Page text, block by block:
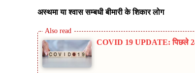
अस्थमा या श्वास सम्बधी बीमारी के शिकार लोग
COVID 19 UPDATE: पिछले